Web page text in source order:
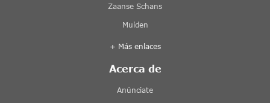
Zaanse Schans
Muiden
+ Más enlaces
Acerca de
Anúnciate